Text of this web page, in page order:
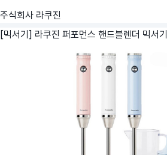
주식회사 라쿠진
[믹서기] 라쿠진 퍼포먼스 핸드블렌더 믹서기